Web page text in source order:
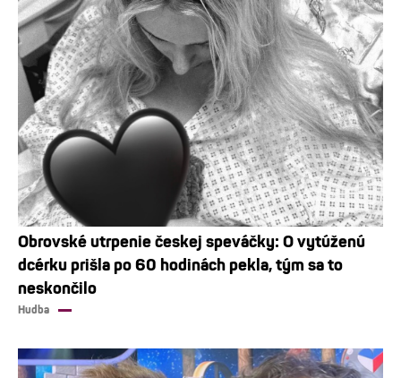
Obrovské utrpenie českej speváčky: O vytúženú
dcérku prišla po 60 hodinách pekla, tým sa to
neskončilo
Hudba